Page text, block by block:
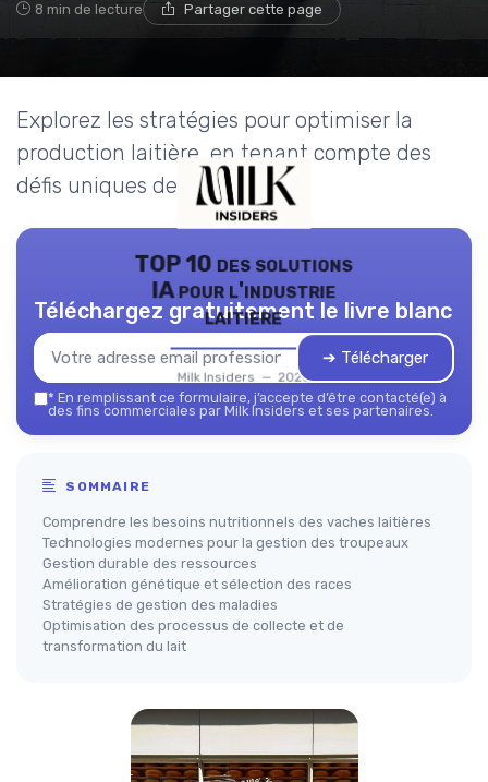
8 min de lecture Partager cette page
Explorez les stratégies pour optimiser la
production laitière, en tenant compte des
défis uniques de l'industrie.
TOP 10 des solutions
IA pour l'industrie
laitière
Milk Insiders — 2026
Téléchargez gratuitement le livre blanc
➔ Télécharger
* En remplissant ce formulaire, j’accepte d’être contacté(e) à
des fins commerciales par Milk Insiders et ses partenaires.
SOMMAIRE
Comprendre les besoins nutritionnels des vaches laitières
Technologies modernes pour la gestion des troupeaux
Gestion durable des ressources
Amélioration génétique et sélection des races
Stratégies de gestion des maladies
Optimisation des processus de collecte et de
transformation du lait